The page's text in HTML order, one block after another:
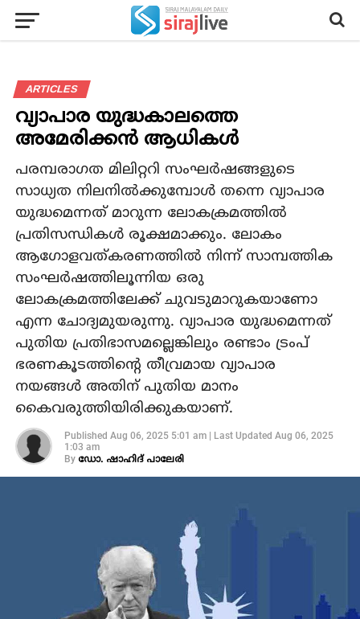
ARTICLES
വ്യാപാര യുദ്ധകാലത്തെ
അമേരിക്കന്‍ ആധികള്‍
പരമ്പരാഗത മിലിറ്ററി സംഘര്‍ഷങ്ങളുടെ
സാധ്യത നിലനില്‍ക്കുമ്പോള്‍ തന്നെ വ്യാപാര
യുദ്ധമെന്നത് മാറുന്ന ലോകക്രമത്തില്‍
പ്രതിസന്ധികള്‍ രൂക്ഷമാക്കും. ലോകം
ആഗോളവത്കരണത്തില്‍ നിന്ന് സാമ്പത്തിക
സംഘര്‍ഷത്തിലൂന്നിയ ഒരു
ലോകക്രമത്തിലേക്ക് ചുവടുമാറുകയാണോ
എന്ന ചോദ്യമുയരുന്നു. വ്യാപാര യുദ്ധമെന്നത്
പുതിയ പ്രതിഭാസമല്ലെങ്കിലും രണ്ടാം ട്രംപ്
ഭരണകൂടത്തിന്റെ തീവ്രമായ വ്യാപാര
നയങ്ങള്‍ അതിന് പുതിയ മാനം
കൈവരുത്തിയിരിക്കുകയാണ്.
Published Aug 06, 2025 5:01 am| Last Updated Aug 06, 2025
1:03 am
By ഡോ. ഷാഹിദ് പാലേരി